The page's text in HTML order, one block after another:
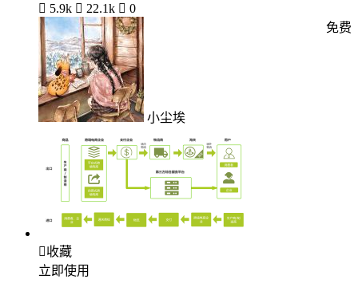
 5.9k  22.1k  0
小尘埃
免费
收藏
立即使用